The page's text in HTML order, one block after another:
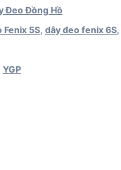
Đeo Đồng Hồ
Fenix 5S, dây đeo fenix 6S,
YGP